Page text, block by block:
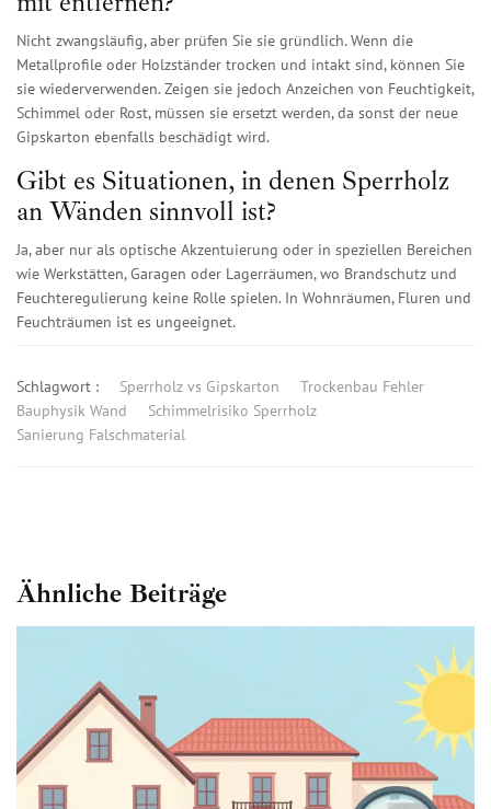
Nicht zwangsläufig, aber prüfen Sie sie gründlich. Wenn die
Metallprofile oder Holzständer trocken und intakt sind, können Sie
sie wiederverwenden. Zeigen sie jedoch Anzeichen von Feuchtigkeit,
Schimmel oder Rost, müssen sie ersetzt werden, da sonst der neue
Gipskarton ebenfalls beschädigt wird.
Gibt es Situationen, in denen Sperrholz
an Wänden sinnvoll ist?
Ja, aber nur als optische Akzentuierung oder in speziellen Bereichen
wie Werkstätten, Garagen oder Lagerräumen, wo Brandschutz und
Feuchteregulierung keine Rolle spielen. In Wohnräumen, Fluren und
Feuchträumen ist es ungeeignet.
Schlagwort : Sperrholz vs Gipskarton
Trockenbau Fehler
Bauphysik Wand
Schimmelrisiko Sperrholz
Sanierung Falschmaterial
Ähnliche Beiträge